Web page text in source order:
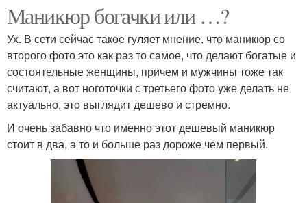
Маникюр богачки или …?
Ух. В сети сейчас такое гуляет мнение, что маникюр со
второго фото это как раз то самое, что делают богатые и
состоятельные женщины, причем и мужчины тоже так
считают, а вот ноготочки с третьего фото уже делать не
актуально, это выглядит дешево и стремно.
И очень забавно что именно этот дешевый маникюр
стоит в два, а то и больше раз дороже чем первый.